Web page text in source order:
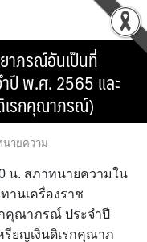
าภรณ์อันเป็นที่
ปี พ.ศ. 2565 และ
เรกคุณาภรณ์)
นายความ
น. สภาทนายความใน
านเครื่องราช
คุณาภรณ์ ประจำปี
รียญเงินดิเรกคุณาภ